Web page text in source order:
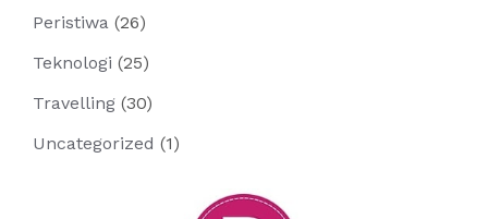
Peristiwa (26)
Teknologi (25)
Travelling (30)
Uncategorized (1)